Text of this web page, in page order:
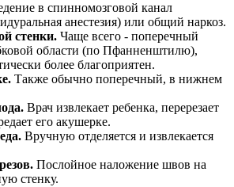
в спинномозговой канал
анестезия) или общий наркоз.
стенки. Чаще всего - поперечный
области (по Пфанненштилю),
более благоприятен.
Также обычно поперечный, в нижнем
Врач извлекает ребенка, перерезает
его акушерке.
Вручную отделяется и извлекается
Послойное наложение швов на
стенку.